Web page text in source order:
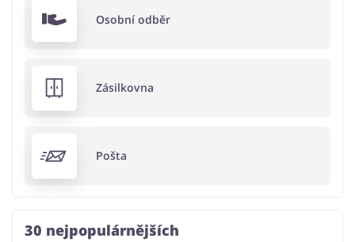
Osobní odběr
Zásilkovna
Pošta
30 nejpopulárnějších